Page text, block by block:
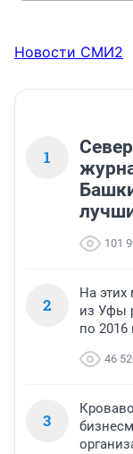
Новости СМИ2
1
101
2
На этих
из Уфы
по 2016
46
3